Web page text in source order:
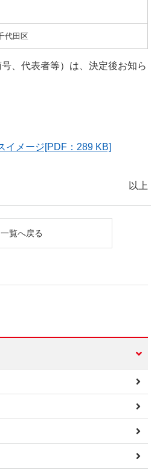
代田区
、代表者等）は、決定後お知ら
イメージ[PDF：289 KB]
以上
一覧へ戻る